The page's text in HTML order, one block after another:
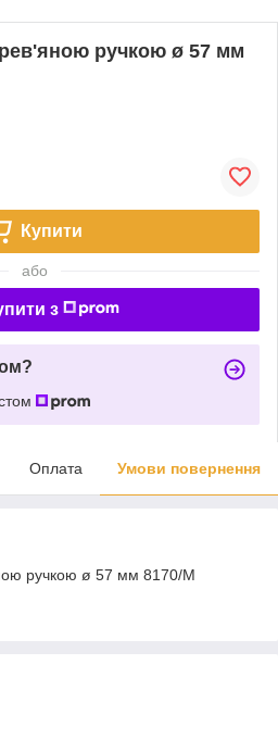
ручкою ø 57 мм
Купити
або
з
Оплата Умови повернення
ручкою ø 57 мм 8170/M